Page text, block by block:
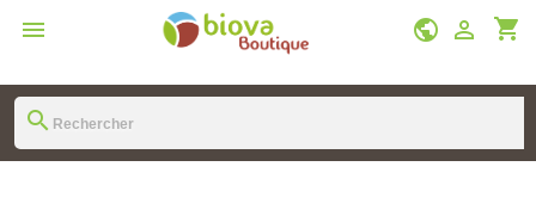
 shopping_cart

public
search